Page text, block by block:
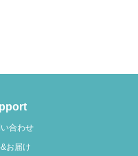
合わせ
お届け